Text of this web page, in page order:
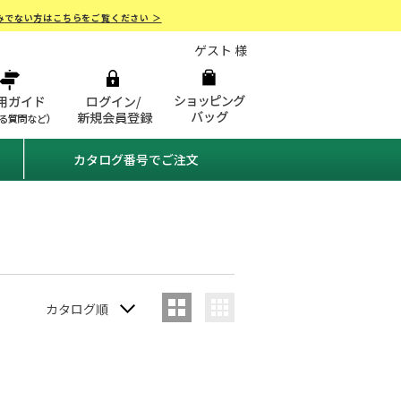
ない方はこちらをご覧ください ＞
ゲスト 様
カタログ番号でご注文
カタログ順